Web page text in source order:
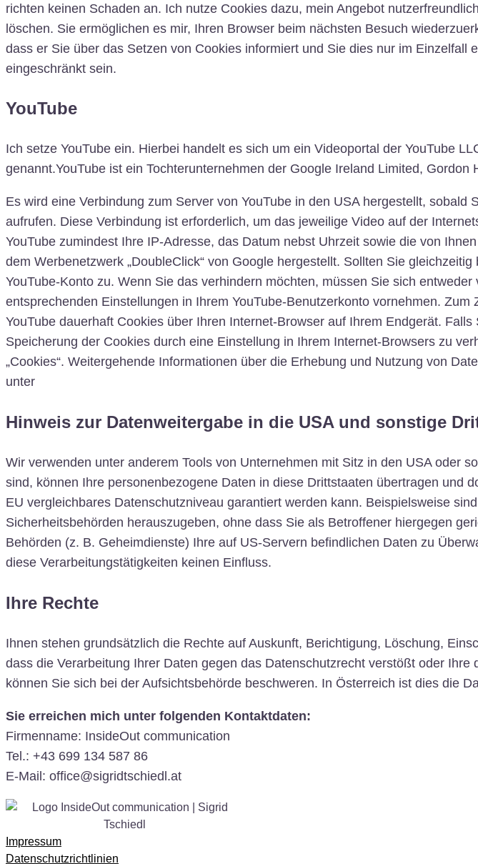
richten keinen Schaden an. Ich nutze Cookies dazu, mein Angebot
löschen. Sie ermöglichen es mir, Ihren Browser beim nächsten Besuch
dass er Sie über das Setzen von Cookies informiert und Sie dies nur im
eingeschränkt sein.
YouTube
Ich setze YouTube ein. Hierbei handelt es sich um ein Videoportal der YouTube
genannt.YouTube ist ein Tochterunternehmen der Google Ireland Limited,
Es wird eine Verbindung zum Server von YouTube in den USA hergestellt,
aufrufen. Diese Verbindung ist erforderlich, um das jeweilige Video auf der
YouTube zumindest Ihre IP-Adresse, das Datum nebst Uhrzeit sowie die von
dem Werbenetzwerk „DoubleClick“ von Google hergestellt. Sollten Sie
YouTube-Konto zu. Wenn Sie das verhindern möchten, müssen Sie sich
entsprechenden Einstellungen in Ihrem YouTube-Benutzerkonto vornehmen.
YouTube dauerhaft Cookies über Ihren Internet-Browser auf Ihrem Endgerät.
Speicherung der Cookies durch eine Einstellung in Ihrem Internet-Browsers zu
„Cookies“. Weitergehende Informationen über die Erhebung und Nutzung von
unter
Hinweis zur Datenweitergabe in die USA und sonstige
Wir verwenden unter anderem Tools von Unternehmen mit Sitz in den USA oder
sind, können Ihre personenbezogene Daten in diese Drittstaaten übertragen und
EU vergleichbares Datenschutzniveau garantiert werden kann. Beispielsweise
Sicherheitsbehörden herauszugeben, ohne dass Sie als Betroffener hiergegen
Behörden (z. B. Geheimdienste) Ihre auf US-Servern befindlichen Daten zu
diese Verarbeitungstätigkeiten keinen Einfluss.
Ihre Rechte
Ihnen stehen grundsätzlich die Rechte auf Auskunft, Berichtigung, Löschung,
dass die Verarbeitung Ihrer Daten gegen das Datenschutzrecht verstößt oder
können Sie sich bei der Aufsichtsbehörde beschweren. In Österreich ist dies die
Sie erreichen mich unter folgenden Kontaktdaten:
Firmenname: InsideOut communication
Tel.: +43 699 134 587 86
E-Mail: office@sigridtschiedl.at
Impressum
Datenschutzrichtlinien